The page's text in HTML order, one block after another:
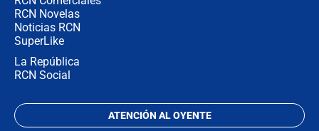
RCN Novelas
Noticias RCN
SuperLike
La República
RCN Social
ATENCIÓN AL OYENTE